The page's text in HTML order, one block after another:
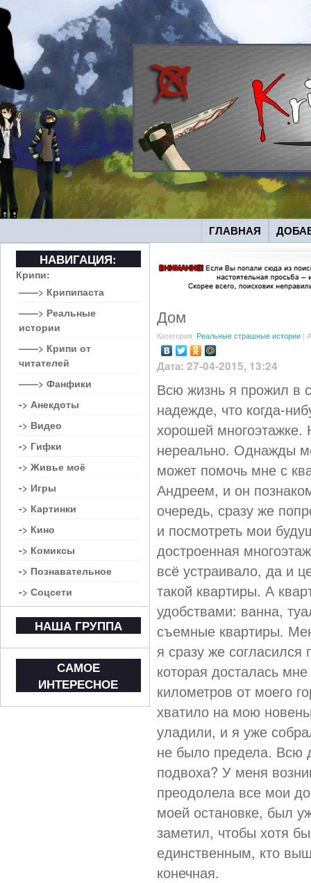
ГЛАВНАЯ
Дом
Категория: Реальные страшные истории |
Дата: 27-04-2015, 13:24
Всю жизнь я прожил в
надежде, что когда-
хорошей
нереально. Однажды
может помочь мне с
Андреем, и он
очередь, сразу же
и посмотреть мои
достроенная
всё устраивало, да и
такой квартиры. А
удобствами: ванна,
съемные квартиры.
я сразу же согласился
которая досталась
километров от моего
хватило на мою
уладили, и я уже
не было предела. Всю
подвоха? У меня
преодолела все мои
моей остановке, был
заметил, чтобы хотя
единственным, кто
конечная.
НАВИГАЦИЯ:
Крипи:
——> Крипипаста
——> Реальные
истории
——> Крипи от
читателей
——> Фанфики
-> Анекдоты
-> Видео
-> Гифки
-> Живье моё
-> Игры
-> Картинки
-> Кино
-> Комиксы
-> Познавательное
-> Соцсети
НАША ГРУППА
САМОЕ
ИНТЕРЕСНОЕ